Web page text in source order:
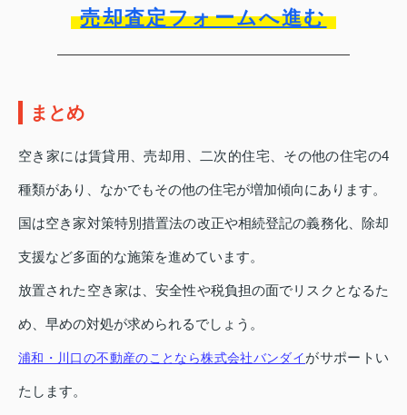
売却査定フォームへ進む
まとめ
空き家には賃貸用、売却用、二次的住宅、その他の住宅の4
種類があり、なかでもその他の住宅が増加傾向にあります。
国は空き家対策特別措置法の改正や相続登記の義務化、除却
支援など多面的な施策を進めています。
放置された空き家は、安全性や税負担の面でリスクとなるた
め、早めの対処が求められるでしょう。
浦和・川口の不動産のことなら株式会社バンダイがサポートい
たします。